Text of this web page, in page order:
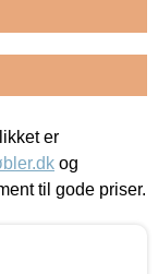
er
og
til gode priser.